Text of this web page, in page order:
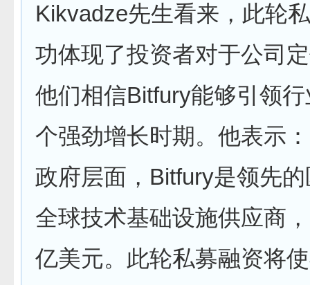
Kikvadze先生看来，此轮
功体现了投资者对于公司
他们相信Bitfury能够引领
个强劲增长时期。他表示
政府层面，Bitfury是领先
全球技术基础设施供应商
亿美元。此轮私募融资将